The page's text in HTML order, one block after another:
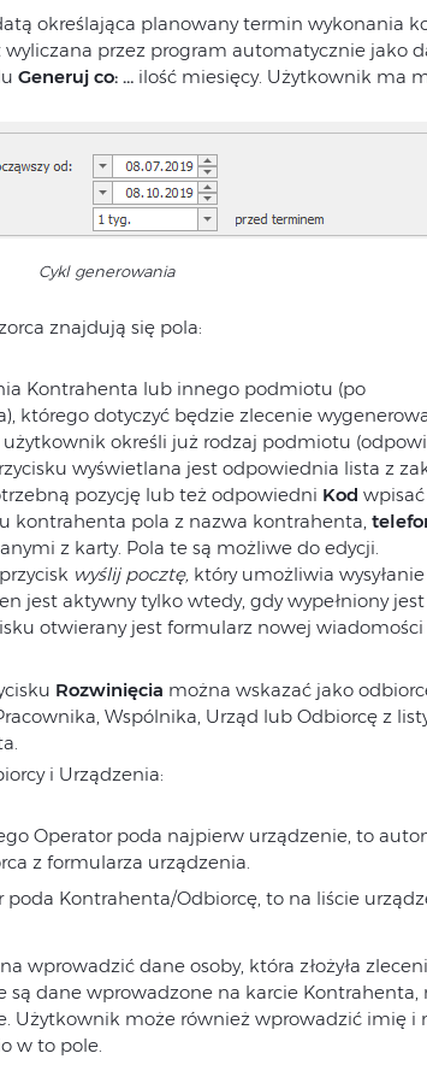
określająca planowany termin wykonania
przez program automatycznie jako
Generuj co: … ilość miesięcy. Użytkownik ma
Cykl generowania
znajdują się pola:
Kontrahenta lub innego podmiotu (po
którego dotyczyć będzie zlecenie
określi już rodzaj podmiotu
wyświetlana jest odpowiednia lista z
pozycję lub też odpowiedni Kod wpisać
kontrahenta pola z nazwa kontrahenta,
z karty. Pola te są możliwe do edycji.
wyślij pocztę, który umożliwia
jest aktywny tylko wtedy, gdy wypełniony
otwierany jest formularz nowej
Rozwinięcia można wskazać jako
Wspólnika, Urząd lub Odbiorcę z
i Urządzenia:
Operator poda najpierw urządzenie, to
z formularza urządzenia.
poda Kontrahenta/Odbiorcę, to na liście
wprowadzić dane osoby, która złożyła
są dane wprowadzone na karcie Kontrahenta,
Użytkownik może również wprowadzić imię i
w to pole.